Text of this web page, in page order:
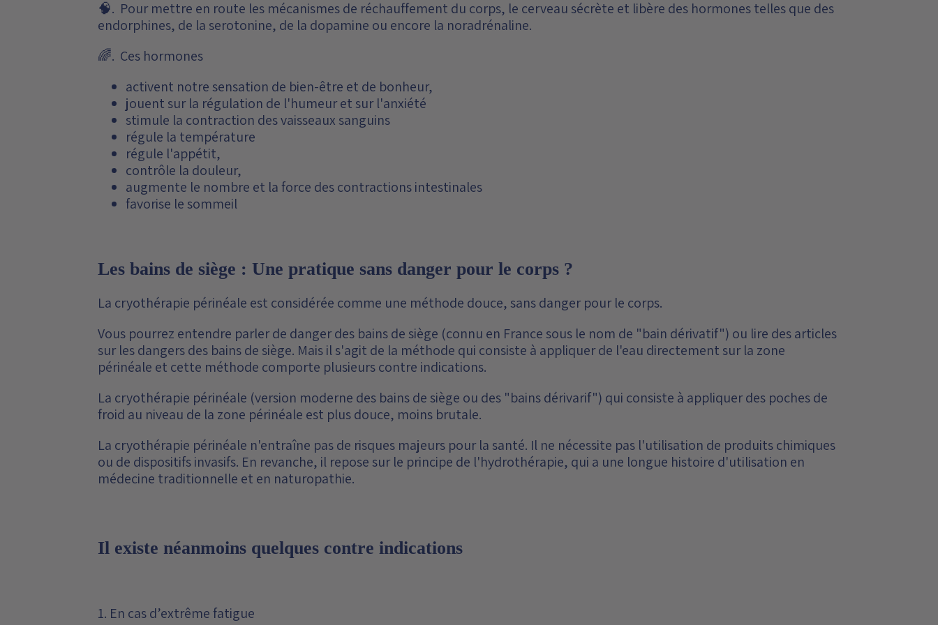
🧠. Pour mettre en route les mécanismes de réchauffement du corps, le cerveau sécrète et libère des hormones telles que des
endorphines, de la serotonine, de la dopamine ou encore la noradrénaline.
🌈. Ces hormones
activent notre sensation de bien-être et de bonheur,
jouent sur la régulation de l'humeur et sur l'anxiété
stimule la contraction des vaisseaux sanguins
régule la température
régule l'appétit,
contrôle la douleur,
augmente le nombre et la force des contractions intestinales
favorise le sommeil
Les bains de siège : Une pratique sans danger pour le corps ?
La cryothérapie périnéale est considérée comme une méthode douce, sans danger pour le corps.
Vous pourrez entendre parler de danger des bains de siège (connu en France sous le nom de "bain dérivatif") ou lire des articles
sur les dangers des bains de siège. Mais il s'agit de la méthode qui consiste à appliquer de l'eau directement sur la zone
périnéale et cette méthode comporte plusieurs contre indications.
La cryothérapie périnéale (version moderne des bains de siège ou des "bains dérivarif") qui consiste à appliquer des poches de
froid au niveau de la zone périnéale est plus douce, moins brutale.
La cryothérapie périnéale n'entraîne pas de risques majeurs pour la santé. Il ne nécessite pas l'utilisation de produits chimiques
ou de dispositifs invasifs. En revanche, il repose sur le principe de l'hydrothérapie, qui a une longue histoire d'utilisation en
médecine traditionnelle et en naturopathie.
Il existe néanmoins quelques contre indications
1. En cas d’extrême fatigue